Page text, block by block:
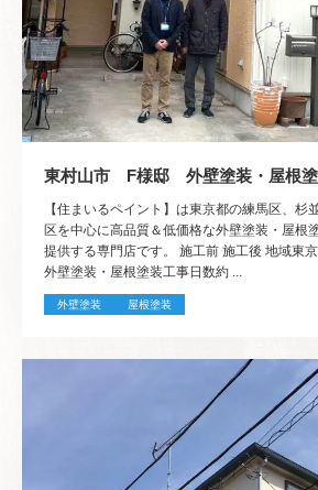
東村山市 F様邸 外壁塗装・屋根
【住まいるペイント】は東京都の練馬区、杉
区を中心に高品質＆低価格な外壁塗装・屋根
提供する専門店です。 施工前 施工後 地域東
外壁塗装・屋根塗装工事日数約 ...
外壁塗装 屋根塗装